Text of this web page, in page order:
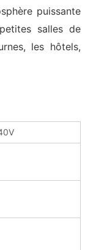
puissante
salles de
les hôtels,